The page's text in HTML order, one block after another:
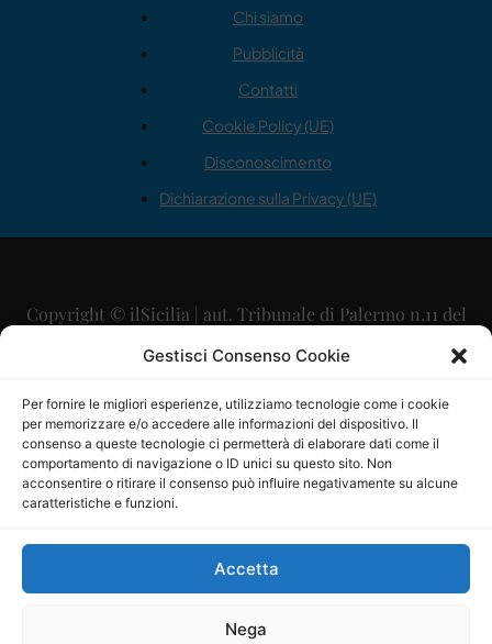
Gestisci Consenso Cookie
Per fornire le migliori esperienze, utilizziamo tecnologie come i cookie
per memorizzare e/o accedere alle informazioni del dispositivo. Il
consenso a queste tecnologie ci permetterà di elaborare dati come il
comportamento di navigazione o ID unici su questo sito. Non
acconsentire o ritirare il consenso può influire negativamente su alcune
caratteristiche e funzioni.
Accetta
Nega
Chi siamo
Pubblicità
Contatti
Cookie Policy (UE)
Disconoscimento
Dichiarazione sulla Privacy (UE)
Copyright © ilSicilia | aut. Tribunale di Palermo n.11 del
29/09/2015
Direttore Editoriale: Maurizio Scaglione
Direttore Responsabile: Maria Calabrese
P.IVA: 06334930820
Mercurio Comunicazione Società Cooperativa a r.l. è
iscritta al Registro degli Operatori di Comunicazione al